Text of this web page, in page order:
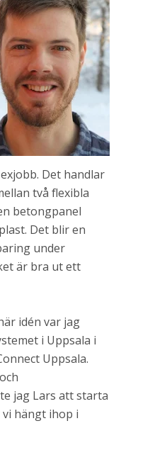
Det handlar
två flexibla
betongpanel
Det blir en
under
är bra ut ett
idén var jag
i Uppsala i
Uppsala.
jag Lars att starta
hängt ihop i